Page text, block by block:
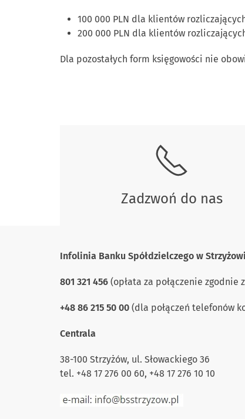
100 000 PLN dla klientów
200 000 PLN dla klientów
Dla pozostałych form księgowości nie
Zadzwoń do nas
Infolinia Banku Spółdzielczego w
801 321 456 (opłata za połączenie zgodnie
+48 86 215 50 00 (dla połączeń telefonów
Centrala
38-100 Strzyżów, ul. Słowackiego 36
tel. +48 17 276 00 60, +48 17 276 10 10